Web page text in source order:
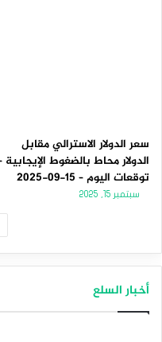
سعر الدولار الاسترالي مقابل
الدولار محاط بالضغوط الإيجابية
توقعات اليوم – 15-09-2025
سبتمبر 15, 2025
أخبار السلع